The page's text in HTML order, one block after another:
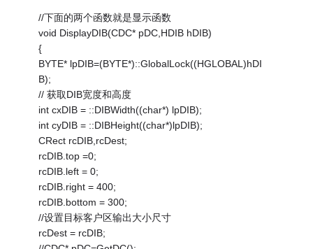
//下面的两个函数就是显示函数
void DisplayDIB(CDC* pDC,HDIB hDIB)
{
BYTE* lpDIB=(BYTE*)::GlobalLock((HGLOBAL)hDI
B);
// 获取DIB宽度和高度
int cxDIB = ::DIBWidth((char*) lpDIB);
int cyDIB = ::DIBHeight((char*)lpDIB);
CRect rcDIB,rcDest;
rcDIB.top =0;
rcDIB.left = 0;
rcDIB.right = 400;
rcDIB.bottom = 300;
//设置目标客户区输出大小尺寸
rcDest = rcDIB;